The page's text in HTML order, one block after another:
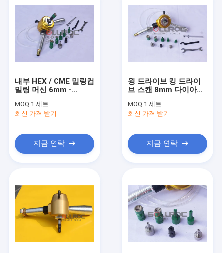
내부 HEX / CME 밀링컵
밀링 머신 6mm -
MOQ:1 세트
최신 가격 받기
지금 연락
윙 드라이브 킹 드라이
브 스캔 8mm 다이아몬
밀링 컵
MOQ:1 세트
최신 가격 받기
지금 연락